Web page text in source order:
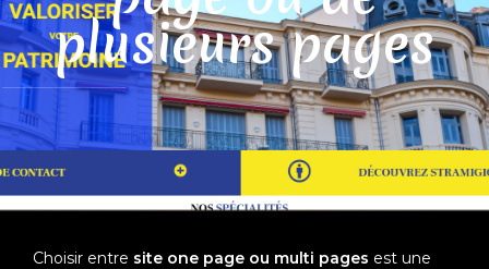
plusieurs pages
Choisir entre site one page ou multi pages est une